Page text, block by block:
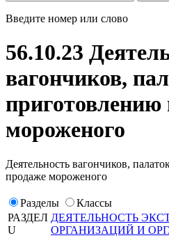
Введите номер или слово
56.10.23
вагончиков,
приготовлению
мороженого
Деятельность вагончиков,
продаже мороженого
Разделы
Классы
РАЗДЕЛ
U
ДЕЯТЕЛЬНОСТЬ
ОРГАНИЗАЦИЙ И